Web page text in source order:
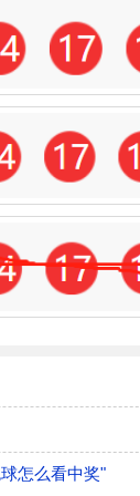
怎么看中奖"